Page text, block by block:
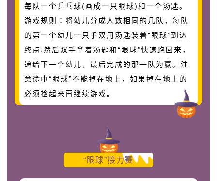
每队一个乒乓球(画成一只眼球)和一个汤匙。
游戏规则∶将幼儿分成人数相同的几队，每队
的第一个幼儿一只手双用汤匙装着“眼球”到达
终点,然后双手拿着汤匙和“眼球”快速跑回来，
递给下一个幼儿，最后完成的那一队为赢。注
意途中“眼球”不能掉在地上，如果掉在地上的
必须捡起来再继续游戏。
“眼球”接力赛